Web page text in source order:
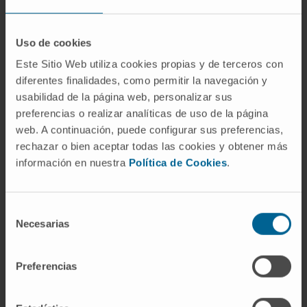
Uso de cookies
Este Sitio Web utiliza cookies propias y de terceros con
diferentes finalidades, como permitir la navegación y
usabilidad de la página web, personalizar sus
preferencias o realizar analíticas de uso de la página
web. A continuación, puede configurar sus preferencias,
rechazar o bien aceptar todas las cookies y obtener más
información en nuestra Política de Cookies.
Necesarias
Preferencias
Insuficiencia:Entre 21-29 ng/mL.
Tratamiento del
hidroxicolecalciferol
El tratamiento incluye:
Suplementación de vitamina D: Según las
recomendaciones médicas.
pescado graso, yema de huevo y leche
para favorecer la síntesis de vitamina D.